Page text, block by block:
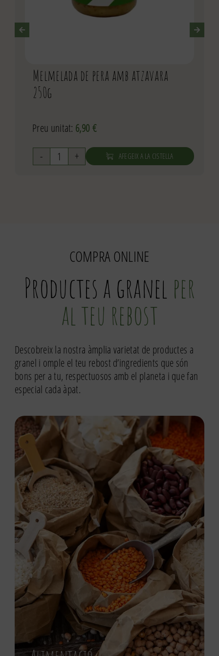
Melmelada de pera amb atzavara
250g
Preu unitat: 6,90 €
quantitat
250g
AFEGEIX A LA CISTELLA
COMPRA ONLINE
Productes a granel per
al teu rebost
Descobreix la nostra àmplia varietat de productes a
granel i omple el teu rebost d’ingredients que són
bons per a tu, respectuosos amb el planeta i que fan
especial cada àpat.